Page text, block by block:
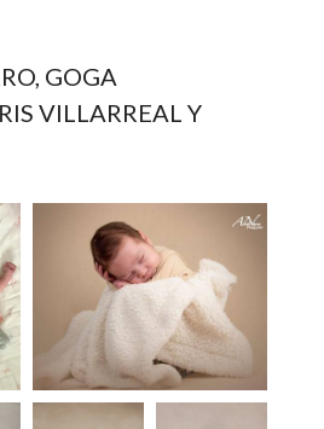
GOGA
VILLARREAL Y